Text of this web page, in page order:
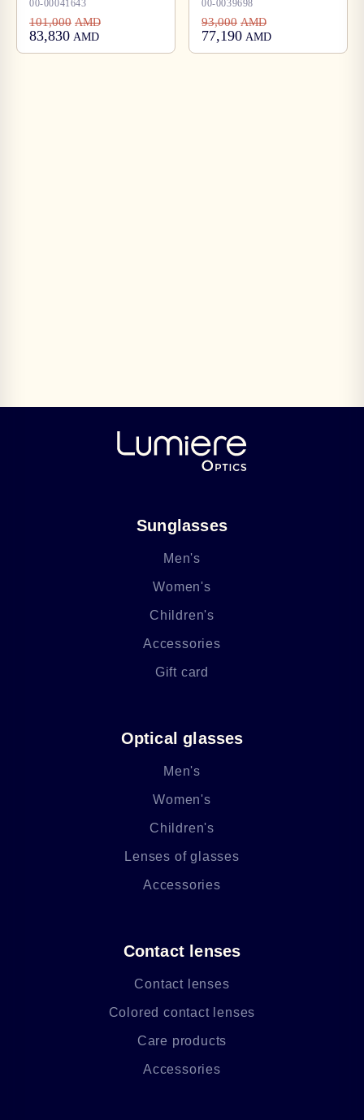
00-00041643
101,000 AMD
83,830 AMD
00-0039698
93,000 AMD
77,190 AMD
Sunglasses
Men's
Women's
Children's
Accessories
Gift card
Optical glasses
Men's
Women's
Children's
Lenses of glasses
Accessories
Contact lenses
Contact lenses
Colored contact lenses
Care products
Accessories